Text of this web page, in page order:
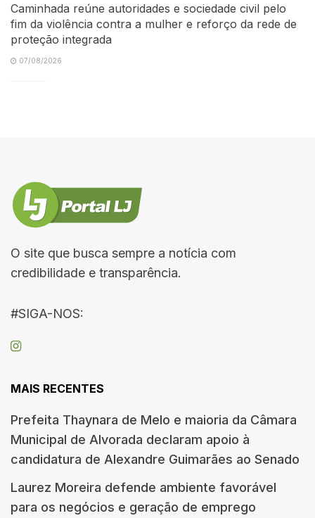
Caminhada reúne autoridades e sociedade civil pelo
fim da violência contra a mulher e reforço da rede de
proteção integrada
07/08/2026
O site que busca sempre a notícia com
credibilidade e transparência.
#SIGA-NOS:
MAIS RECENTES
Prefeita Thaynara de Melo e maioria da Câmara
Municipal de Alvorada declaram apoio à
candidatura de Alexandre Guimarães ao Senado
Laurez Moreira defende ambiente favorável
para os negócios e geração de emprego